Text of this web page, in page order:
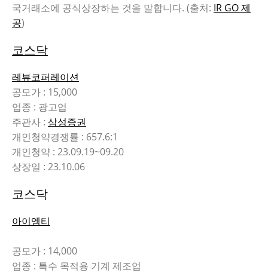
국거래소에 공식상장하는 것을 말합니다. (출처: IR GO 제
공)
코스닥
레뷰코퍼레이션
공모가 : 15,000
업종 : 광고업
주관사 : 삼성증권
개인청약경쟁률 : 657.6:1
개인청약 : 23.09.19~09.20
상장일 : 23.10.06
코스닥
아이엠티
공모가 : 14,000
업종 : 특수 목적용 기계 제조업